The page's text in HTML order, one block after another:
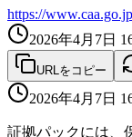
https://
2026年4月7日
URLをコピー
2026年4月7日
証拠パックには、